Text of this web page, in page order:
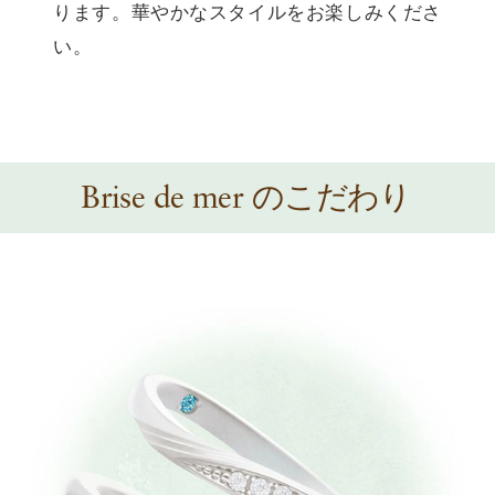
ります。華やかなスタイルをお楽しみくださ
い。
Brise de mer のこだわり